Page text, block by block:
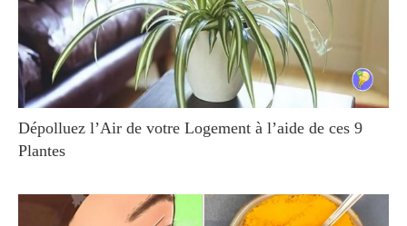
Dépolluez l’Air de votre Logement à l’aide de ces 9
Plantes